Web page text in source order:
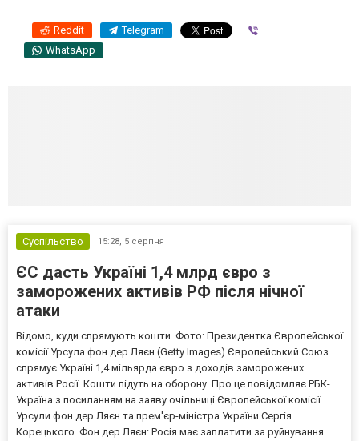
Reddit Telegram
WhatsApp
Суспільство 15:28, 5 серпня
ЄС дасть Україні 1,4 млрд євро з
заморожених активів РФ після нічної
атаки
Відомо, куди спрямують кошти. Фото: Президентка Європейської
комісії Урсула фон дер Ляєн (Getty Images) Європейський Союз
спрямує Україні 1,4 мільярда євро з доходів заморожених
активів Росії. Кошти підуть на оборону. Про це повідомляє РБК-
Україна з посиланням на заяву очільниці Європейської комісії
Урсули фон дер Ляєн та прем'єр-міністра України Сергія
Корецького. Фон дер Ляєн: Росія має заплатити за руйнування